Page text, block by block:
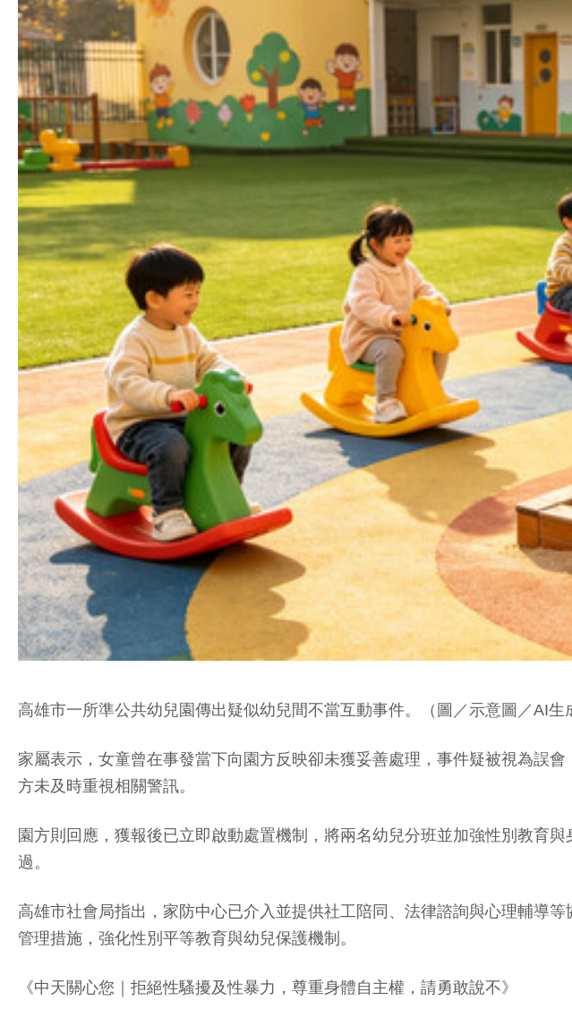
高雄市一所準公共幼兒園傳出疑似幼兒間不當互動事件。（圖／示意圖／AI生
家屬表示，女童曾在事發當下向園方反映卻未獲妥善處理，事件疑被視為誤
方未及時重視相關警訊。
園方則回應，獲報後已立即啟動處置機制，將兩名幼兒分班並加強性別教育
過。
高雄市社會局指出，家防中心已介入並提供社工陪同、法律諮詢與心理輔導
管理措施，強化性別平等教育與幼兒保護機制。
《中天關心您｜拒絕性騷擾及性暴力，尊重身體自主權，請勇敢說不》